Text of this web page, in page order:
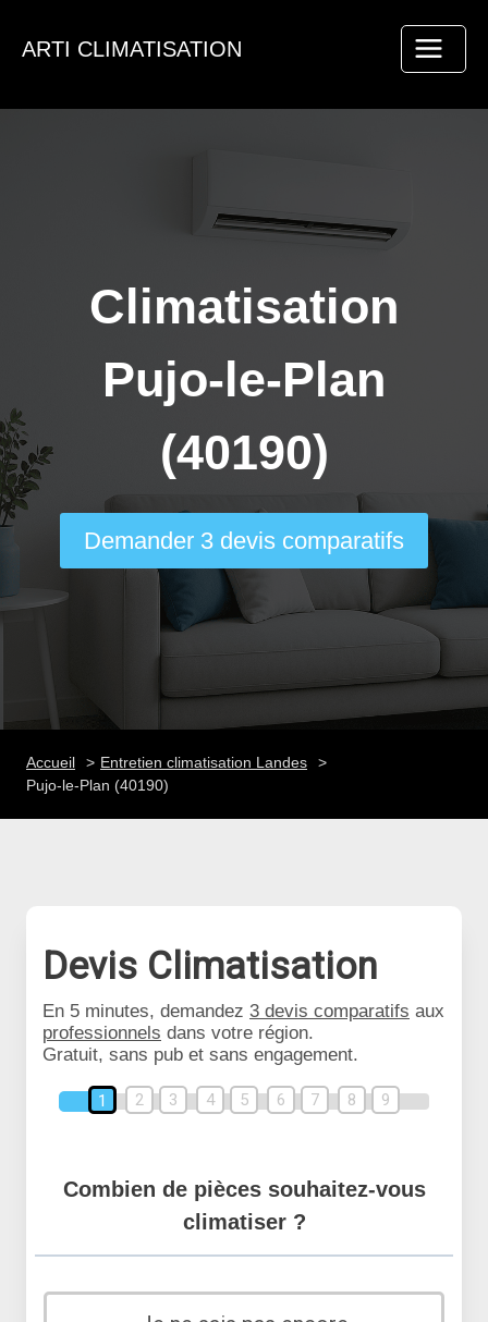
ARTI CLIMATISATION
Climatisation
Pujo-le-Plan
(40190)
Demander 3 devis comparatifs
Accueil
Entretien climatisation Landes
Pujo-le-Plan (40190)
Devis Climatisation
En 5 minutes, demandez 3 devis comparatifs aux
professionnels dans votre région.
Gratuit, sans pub et sans engagement.
1 2 3 4 5 6 7 8 9
Combien de pièces souhaitez-vous
climatiser ?